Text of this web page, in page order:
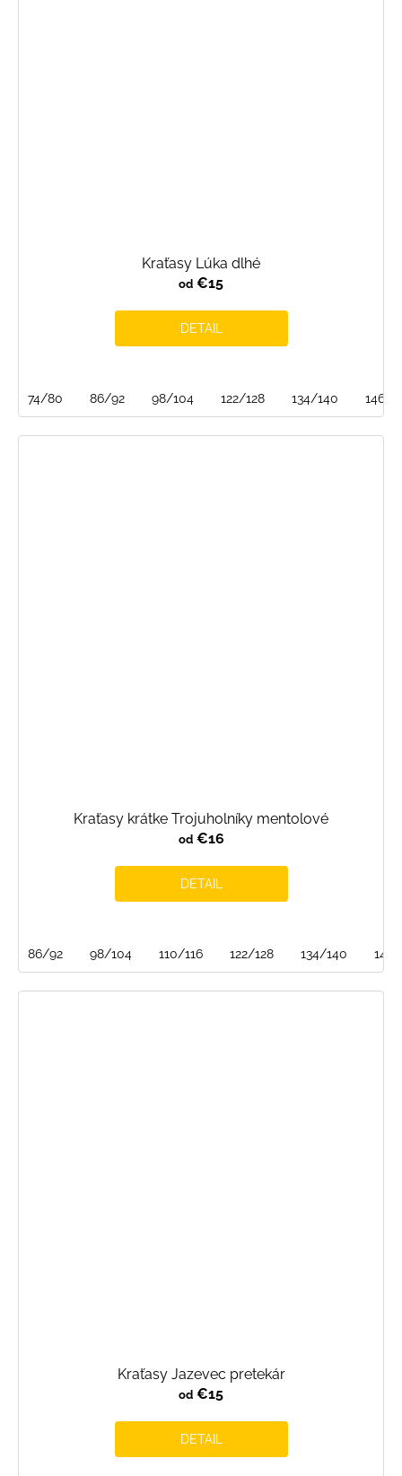
Kraťasy Lúka dlhé
od €15
DETAIL
74/80 86/92 98/104 122/128 134/140 146/
Kraťasy krátke Trojuholníky mentolové
od€16
DETAIL
86/92 98/104 110/116 122/128 134/140 146/
Kraťasy Jazevec pretekár
od €15
DETAIL